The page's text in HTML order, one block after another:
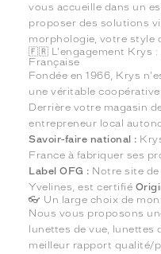
vous accueille dans un
proposer des solutions
morphologie, votre style
🇫🇷 L'engagement Krys :
Française
Fondée en 1966, Krys
une véritable
Derrière votre magasin
entrepreneur local
Savoir-faire national :
France à fabriquer ses
Label OFG : Notre site
Yvelines, est certifié
👓 Un large choix de
Nous vous proposons
lunettes de vue, lunettes
meilleur rapport qualité/